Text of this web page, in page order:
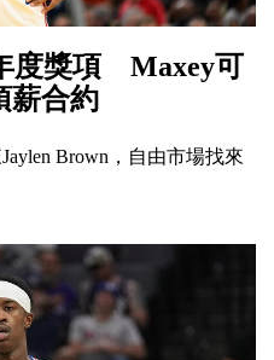
度獎項 Maxey可
薪合約
Brown，自由市場找來